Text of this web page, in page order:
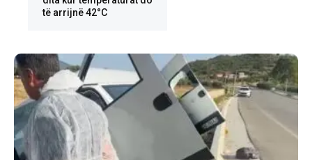
të arrijnë 42°C